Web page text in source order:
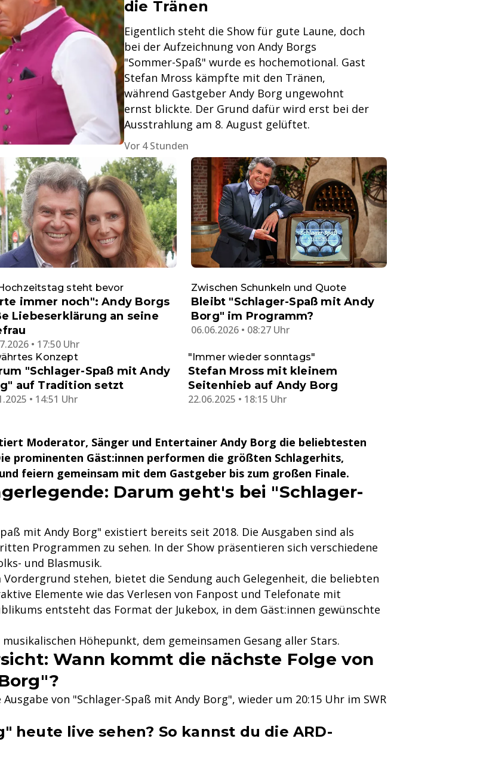
die Tränen
Eigentlich steht die Show für gute Laune, doch
bei der Aufzeichnung von Andy Borgs
"Sommer-Spaß" wurde es hochemotional. Gast
Stefan Mross kämpfte mit den Tränen,
während Gastgeber Andy Borg ungewohnt
ernst blickte. Der Grund dafür wird erst bei der
Ausstrahlung am 8. August gelüftet.
Vor 4 Stunden
steht bevor
immer noch": Andy Borgs
Liebeserklärung an seine
• 17:50 Uhr
Zwischen Schunkeln und Quote
Bleibt "Schlager-Spaß mit Andy
Borg" im Programm?
06.06.2026 • 08:27 Uhr
Konzept
"Schlager-Spaß mit Andy
auf Tradition setzt
• 14:51 Uhr
"Immer wieder sonntags"
Stefan Mross mit kleinem
Seitenhieb auf Andy Borg
22.06.2025 • 18:15 Uhr
Moderator, Sänger und Entertainer Andy Borg die beliebtesten
prominenten Gäst:innen performen die größten Schlagerhits,
feiern gemeinsam mit dem Gastgeber bis zum großen Finale.
Darum geht's bei "Schlager-
mit Andy Borg" existiert bereits seit 2018. Die Ausgaben sind als
Programmen zu sehen. In der Show präsentieren sich verschiedene
und Blasmusik.
stehen, bietet die Sendung auch Gelegenheit, die beliebten
Elemente wie das Verlesen von Fanpost und Telefonate mit
entsteht das Format der Jukebox, in dem Gäst:innen gewünschte
Höhepunkt, dem gemeinsamen Gesang aller Stars.
Wann kommt die nächste Folge von
von "Schlager-Spaß mit Andy Borg", wieder um 20:15 Uhr im SWR
heute live sehen? So kannst du die ARD-